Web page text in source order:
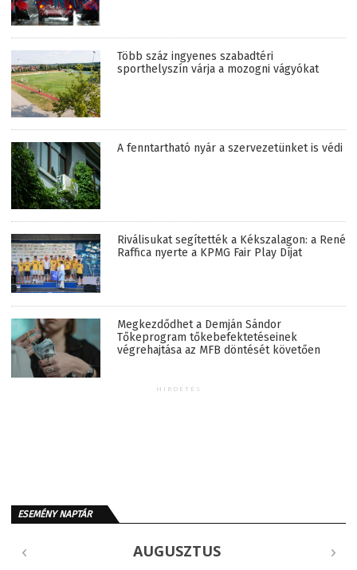
Több száz ingyenes szabadtéri
sporthelyszín várja a mozogni vágyókat
A fenntartható nyár a szervezetünket is védi
Riválisukat segítették a Kékszalagon: a René
Raffica nyerte a KPMG Fair Play Díjat
Megkezdődhet a Demján Sándor
Tőkeprogram tőkebefektetéseinek
végrehajtása az MFB döntését követően
HIRDETÉS
ESEMÉNY NAPTÁR
AUGUSZTUS